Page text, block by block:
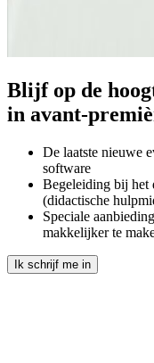
Blijf op de
in avant-
De laatste nieuwe
software
Begeleiding bij
(didactische
Speciale
makkelijker te
Ik schrijf me in